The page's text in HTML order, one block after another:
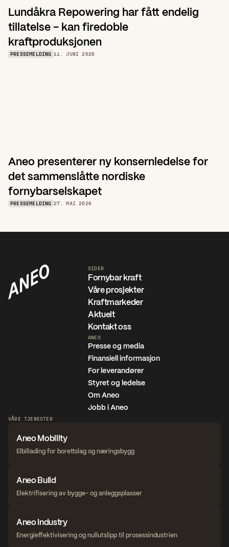
Lundåkra Repowering har fått endelig
tillatelse – kan firedoble
kraftproduksjonen
PRESSEMELDING 11. JUNI 2026
Aneo presenterer ny konsernledelse for
det sammenslåtte nordiske
fornybarselskapet
PRESSEMELDING 27. MAI 2026
SIDER
Fornybar kraft
Våre prosjekter
Kraftmarkeder
Aktuelt
Kontakt oss
ANEO
Presse og media
Finansiell informasjon
For leverandører
Styret og ledelse
Om Aneo
Jobb i Aneo
VÅRE TJENESTER
Aneo Mobility
Elbillading for borettslag og næringsbygg
Aneo Build
Elektrifisering av bygge- og anleggsplasser
Aneo Industry
Energieffektivisering og nullutslipp til prosessindustrien